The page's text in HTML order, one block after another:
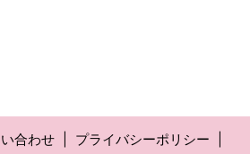
合わせ プライバシーポリシー